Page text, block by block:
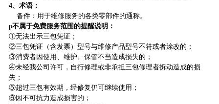
4、术语：
备件：用于维修服务的各类零部件的通称。
p不属于免费服务范围的提醒说明：
①无法出示三包凭证；
②三包凭证（含发票）型号与维修产品型号不符或者涂改的；
③消费者因使用、维护、保管不当造成损失的；
④未经我公司许可，自行修理或非承担三包修理者拆动造成的损
失；
⑤超过三包有效期，经修复仍可继续使用；
⑥因不可抗力造成损害的；